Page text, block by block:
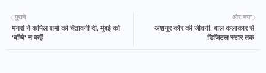
और नया
अशनूर कौर की जीवनी: बाल कलाकार से
डिजिटल स्टार तक
पुराने
मनसे ने कपिल शर्मा को चेतावनी दी, मुंबई को
'बॉम्बे' न कहें